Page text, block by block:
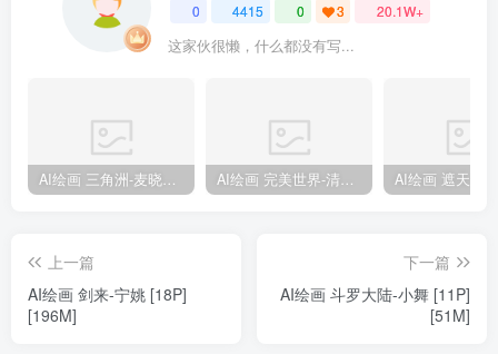
0 4415 0 3 20.1W+
这家伙很懒，什么都没有写...
AI绘画 三角洲-麦晓雯 [15P] [57M] AI绘画 完美世界-清漪 [86P] [1173M]
上一篇
AI绘画 剑来-宁姚 [18P]
[196M]
下一篇
AI绘画 斗罗大陆-小舞 [11P]
[51M]